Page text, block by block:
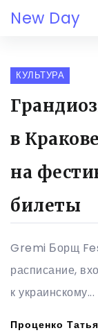
New Day
КУЛЬТУРА
в
на
билеты
Gremi Борщ
расписание,
к украинскому...
Проценко